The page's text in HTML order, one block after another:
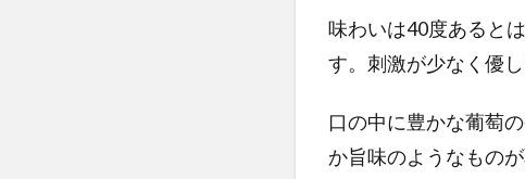
味わいは40度あると
す。刺激が少なく優
口の中に豊かな葡萄
か旨味のようなもの